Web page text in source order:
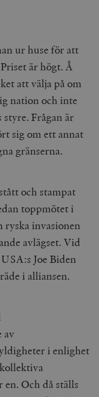
ur huse för att
är högt. Å
att välja på om
nation och inte
Frågan är
sig om ett annat
gränserna.
och stampat
toppmötet i
ryska invasionen
avlägset. Vid
Joe Biden
i alliansen.
av
i enlighet
Och då ställs